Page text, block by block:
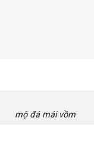
mộ đá mái vồm